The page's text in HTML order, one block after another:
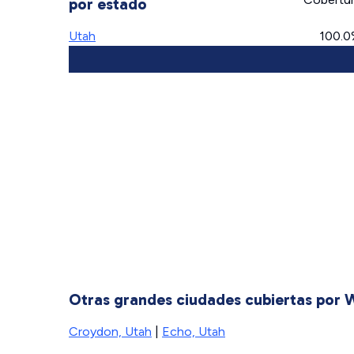
por estado
Utah
Otras grandes ciudades cubiertas por
Croydon, Utah Echo, Utah